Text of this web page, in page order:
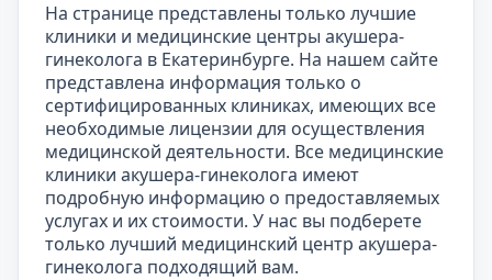
На странице представлены только лучшие
клиники и медицинские центры акушера-
гинеколога в Екатеринбурге. На нашем сайте
представлена информация только о
сертифицированных клиниках, имеющих все
необходимые лицензии для осуществления
медицинской деятельности. Все медицинские
клиники акушера-гинеколога имеют
подробную информацию о предоставляемых
услугах и их стоимости. У нас вы подберете
только лучший медицинский центр акушера-
гинеколога подходящий вам.